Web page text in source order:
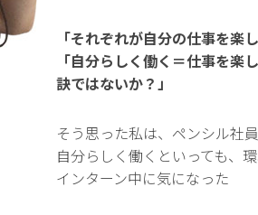
「それぞれが自分の仕事を楽
「自分らしく働く＝仕事を
訣ではないか？」
そう思った私は、ペンシル社
自分らしく働くといっても、
インターン中に気になった